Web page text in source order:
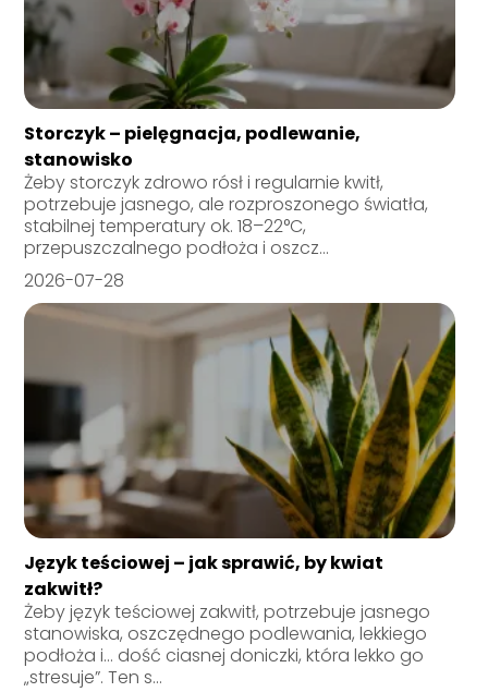
Storczyk – pielęgnacja, podlewanie,
stanowisko
Żeby storczyk zdrowo rósł i regularnie kwitł,
potrzebuje jasnego, ale rozproszonego światła,
stabilnej temperatury ok. 18–22°C,
przepuszczalnego podłoża i oszcz...
2026-07-28
Język teściowej – jak sprawić, by kwiat
zakwitł?
Żeby język teściowej zakwitł, potrzebuje jasnego
stanowiska, oszczędnego podlewania, lekkiego
podłoża i… dość ciasnej doniczki, która lekko go
„stresuje”. Ten s...